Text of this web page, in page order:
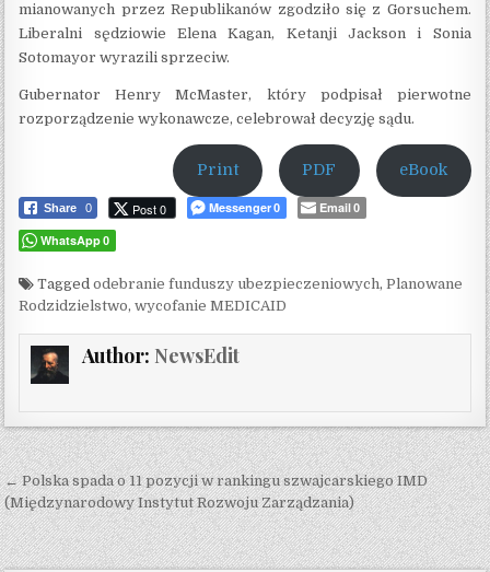
mianowanych przez Republikanów zgodziło się z Gorsuchem.
Liberalni sędziowie Elena Kagan, Ketanji Jackson i Sonia
Sotomayor wyrazili sprzeciw.
Gubernator Henry McMaster, który podpisał pierwotne
rozporządzenie wykonawcze, celebrował decyzję sądu.
Print PDF eBook
Share 0 Post 0 Messenger 0 Email 0
WhatsApp 0
Taggedodebranie funduszy ubezpieczeniowych,Planowane
Rodzidzielstwo,wycofanie MEDICAID
Author: NewsEdit
Post navigation
← Polska spada o 11 pozycji w rankingu szwajcarskiego IMD
(Międzynarodowy Instytut Rozwoju Zarządzania)